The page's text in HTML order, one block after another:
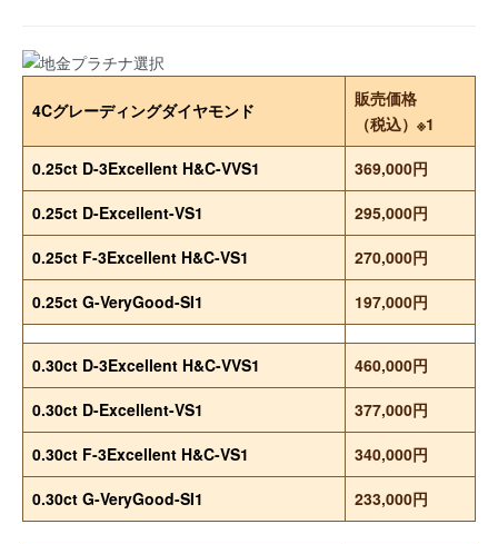
4Cグレーディングダイヤモンド
販売価格
（税込）※1
0.25ct D-3Excellent H&C-VVS1
369,000円
0.25ct D-Excellent-VS1
295,000円
0.25ct F-3Excellent H&C-VS1
270,000円
0.25ct G-VeryGood-SI1
197,000円
0.30ct D-3Excellent H&C-VVS1
460,000円
0.30ct D-Excellent-VS1
377,000円
0.30ct F-3Excellent H&C-VS1
340,000円
0.30ct G-VeryGood-SI1
233,000円